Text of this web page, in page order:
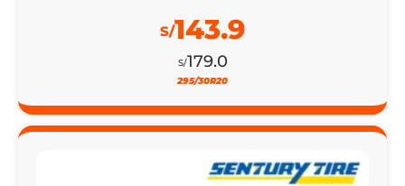
S/179.0
S/143.9
295/30R20